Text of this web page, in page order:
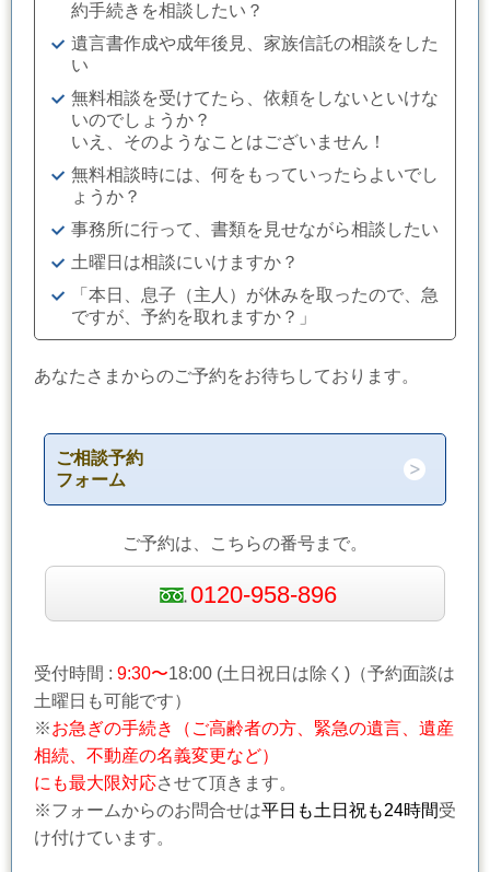
約手続きを相談したい？
遺言書作成や成年後見、家族信託の相談をした
い
無料相談を受けてたら、依頼をしないといけな
いのでしょうか？
いえ、そのようなことはございません！
無料相談時には、何をもっていったらよいでし
ょうか？
事務所に行って、書類を見せながら相談したい
土曜日は相談にいけますか？
「本日、息子（主人）が休みを取ったので、急
ですが、予約を取れますか？」
あなたさまからのご予約をお待ちしております。
ご相談予約
フォーム
ご予約は、こちらの番号まで。
0120-958-896
受付時間 : 9:30〜18:00 (土日祝日は除く)（予約面談は
土曜日も可能です）
※お急ぎの手続き（ご高齢者の方、緊急の遺言、遺産
相続、不動産の名義変更など）
にも最大限対応させて頂きます。
※フォームからのお問合せは平日も土日祝も24時間受
け付けています。